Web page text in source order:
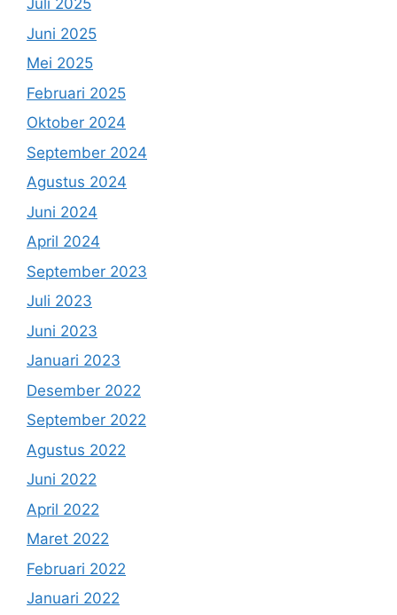
Juli 2025
Juni 2025
Mei 2025
Februari 2025
Oktober 2024
September 2024
Agustus 2024
Juni 2024
April 2024
September 2023
Juli 2023
Juni 2023
Januari 2023
Desember 2022
September 2022
Agustus 2022
Juni 2022
April 2022
Maret 2022
Februari 2022
Januari 2022